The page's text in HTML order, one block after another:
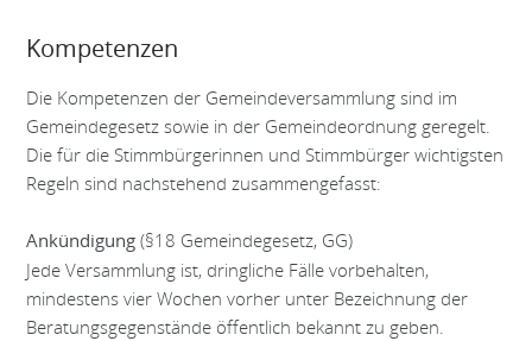
Kompetenzen
Die Kompetenzen der Gemeindeversammlung sind im
Gemeindegesetz sowie in der Ge­meindeordnung geregelt.
Die für die Stimmbürgerinnen und Stimmbürger wichtigsten
Re­geln sind nachstehend zusammengefasst:
Ankündigung (§18 Gemeindegesetz, GG)
Jede Versammlung ist, dringliche Fälle vorbehalten,
mindestens vier Wochen vorher unter Bezeichnung der
Beratungsgegenstände öffentlich bekannt zu geben.